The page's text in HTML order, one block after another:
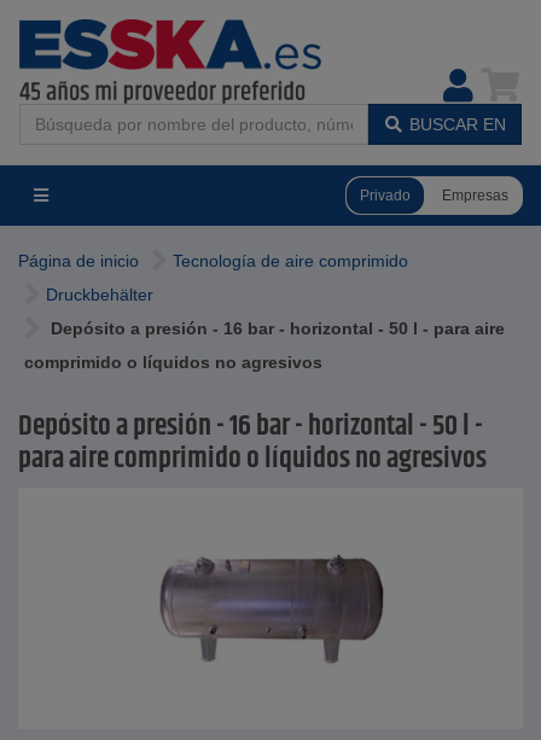
BUSCAR EN
Privado Empresas
Página de inicio
Tecnología de aire comprimido
Druckbehälter
Depósito a presión - 16 bar - horizontal - 50 l - para aire
comprimido o líquidos no agresivos
Depósito a presión - 16 bar - horizontal - 50 l -
para aire comprimido o líquidos no agresivos